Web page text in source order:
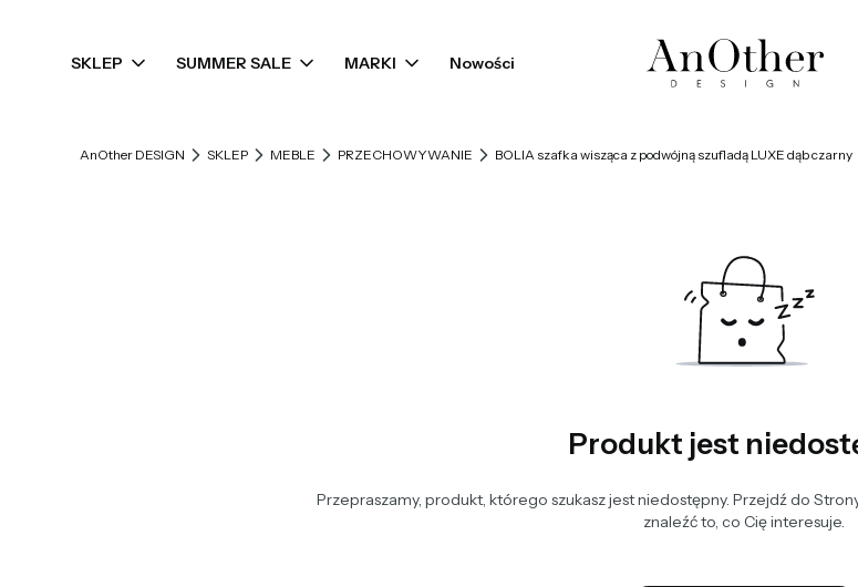
SKLEP SUMMER SALE MARKI Nowości
AnOther DESIGN SKLEP MEBLE PRZECHOWYWANIE BOLIA szafka wisząca z podwójną szufladą LUXE dąb czarny
Produkt jest
Przepraszamy, produkt, którego szukasz jest niedostępny. Przejdź do
znaleźć to, co Cię interesuje.